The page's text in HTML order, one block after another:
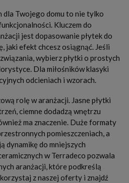
dla Twojego domu to nie tylko
Kluczem do
jest dopasowanie płytek do
jaki efekt chcesz osiągnąć. Jeśli
wybierz płytki o prostych
Dla miłośników klasyki
odcieniach i wzorach.
rolę w aranżacji. Jasne płytki
ciemne dodadzą wnętrzu
ma znaczenie. Duże formaty
pomieszczeniach, a
dynamikę do mniejszych
w Terradeco pozwala
aranżacji, które podkreślą
z naszej oferty i znajdź